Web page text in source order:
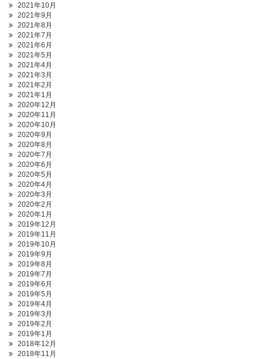
2021年10月
2021年9月
2021年8月
2021年7月
2021年6月
2021年5月
2021年4月
2021年3月
2021年2月
2021年1月
2020年12月
2020年11月
2020年10月
2020年9月
2020年8月
2020年7月
2020年6月
2020年5月
2020年4月
2020年3月
2020年2月
2020年1月
2019年12月
2019年11月
2019年10月
2019年9月
2019年8月
2019年7月
2019年6月
2019年5月
2019年4月
2019年3月
2019年2月
2019年1月
2018年12月
2018年11月